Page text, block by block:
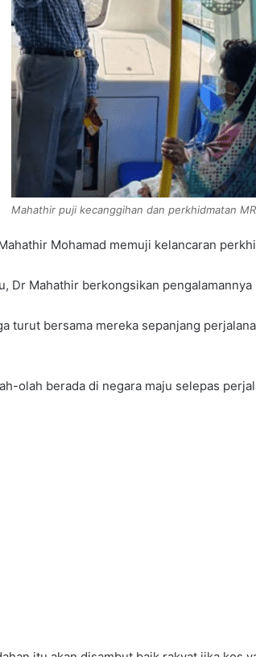
Mahathir puji kecanggihan dan perkhidmatan
Mohamad memuji kelancaran
Dr Mahathir berkongsikan
turut bersama mereka sepanjang
olah berada di negara maju selepas